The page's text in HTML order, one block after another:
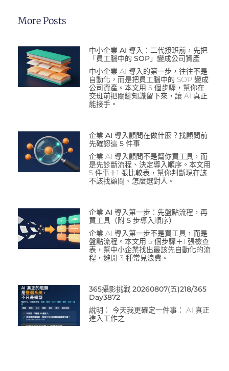
More Posts
中小企業 AI 導入：二代接班前，先把
「員工腦中的 SOP」變成公司資產
中小企業 AI 導入的第一步，往往不是
自動化，而是把員工腦中的 SOP 變成
公司資產。本文用 5 個步驟，幫你在
交班前把關鍵知識留下來，讓 AI 真正
能接手。
企業 AI 導入顧問在做什麼？找顧問前
先確認這 5 件事
企業 AI 導入顧問不是幫你買工具，而
是先診斷流程、決定導入順序。本文用
5 件事＋1 張比較表，幫你判斷現在該
不該找顧問、怎麼選對人。
企業 AI 導入第一步：先盤點流程，再
買工具（附 5 步導入順序）
企業 AI 導入第一步不是買工具，而是
盤點流程。本文用 5 個步驟＋1 張檢查
表，幫中小企業找出最該先自動化的流
程，避開 3 種常見浪費。
365攝影挑戰 20260807(五)218/365
Day3872
說明： 今天我更確定一件事： AI 真正
進入工作之